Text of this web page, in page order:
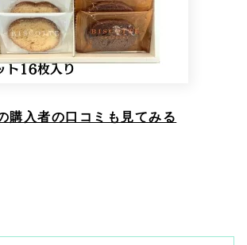
購入者の口コミも見てみる